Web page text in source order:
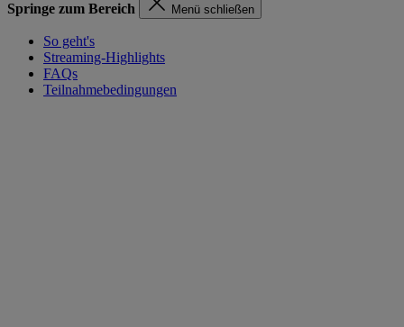
Springe zum Bereich Menü schließen
So geht's
Streaming-Highlights
FAQs
Teilnahmebedingungen